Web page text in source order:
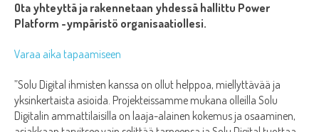
Ota yhteyttä ja rakennetaan yhdessä hallittu Power
Platform -ympäristö organisaatiollesi.
Varaa aika tapaamiseen
”Solu Digital ihmisten kanssa on ollut helppoa, miellyttävää ja
yksinkertaista asioida. Projekteissamme mukana olleilla Solu
Digitalin ammattilaisilla on laaja-alainen kokemus ja osaaminen,